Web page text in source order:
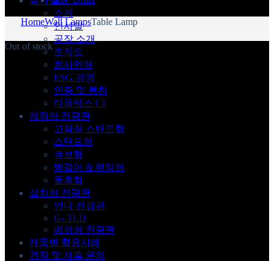
소개
인사말
공장 소개
조직도
회사연혁
ESG 경영
인증 및 특허
디플럭스 CI
제작형 전광판
고화질 스탠드형
스탠드형
큐브형
벽걸이 & 행잉형
돌출형
설치형 전광판
안내 전광판
G- TLD
매쉬형 전광판
제품별 활용사례
견적 및 제휴 문의
HomeWall LampsTable Lamp
Out of stock